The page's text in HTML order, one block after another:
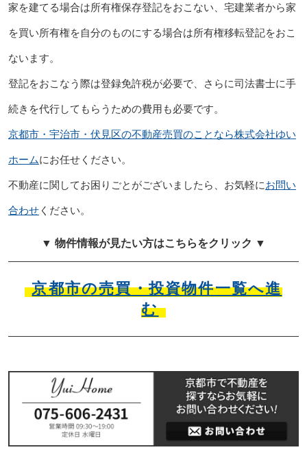
家を建てる場合は所有権保存登記をおこない、宅建業者から家
を買い所有権を自分のものにする場合は所有権移転登記をおこ
ないます。
登記をおこなう際は登録免許税が必要で、さらに司法書士に手
続きを代行してもらうための費用も必要です。
京都市・宇治市・伏見区の不動産売買のことなら株式会社ゆい
ホームにお任せください。
不動産に関してお困りごとがございましたら、お気軽にお問い
合わせください。
▼ 物件情報が見たい方はこちらをクリック ▼
京都市の売買・投資物件一覧へ進
む